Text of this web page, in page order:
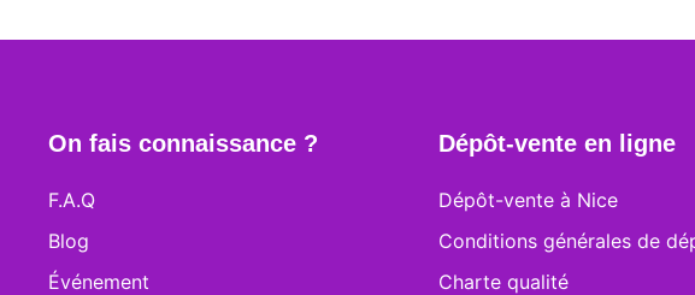
On fais connaissance ?
F.A.Q
Blog
Événement
Dépôt-vente en ligne
Dépôt-vente à Nice
Conditions générales de
Charte qualité